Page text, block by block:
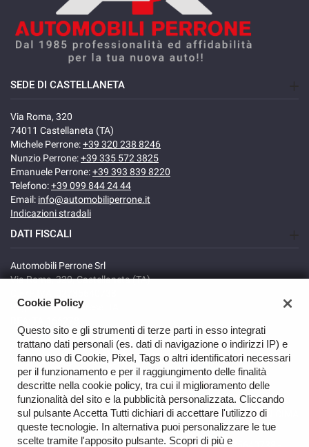
SEDE DI CASTELLANETA
Via Roma, 320
74011 Castellaneta (TA)
Michele Perrone:+39 320 238 8246
Nunzio Perrone:+39 335 572 3825
Emanuele Perrone:+39 393 839 8220
Telefono:+39 099 844 24 44
Email: info@automobiliperrone.it
Indicazioni stradali
DATI FISCALI
Automobili Perrone Srl
Via Roma, 320, Castellaneta (TA)
Registro delle imprese: TA
TORNA IN CIMA
Cookie Policy
Questo sito e gli strumenti di terze parti in esso integrati
trattano dati personali (es. dati di navigazione o indirizzi IP) e
fanno uso di Cookie, Pixel, Tags o altri identificatori necessari
per il funzionamento e per il raggiungimento delle finalità
descritte nella cookie policy, tra cui il miglioramento delle
funzionalità del sito e la pubblicità personalizzata. Cliccando
sul pulsante Accetta Tutti dichiari di accettare l'utilizzo di
queste tecnologie. In alternativa puoi personalizzare le tue
scelte tramite l'apposito pulsante. Scopri di più e